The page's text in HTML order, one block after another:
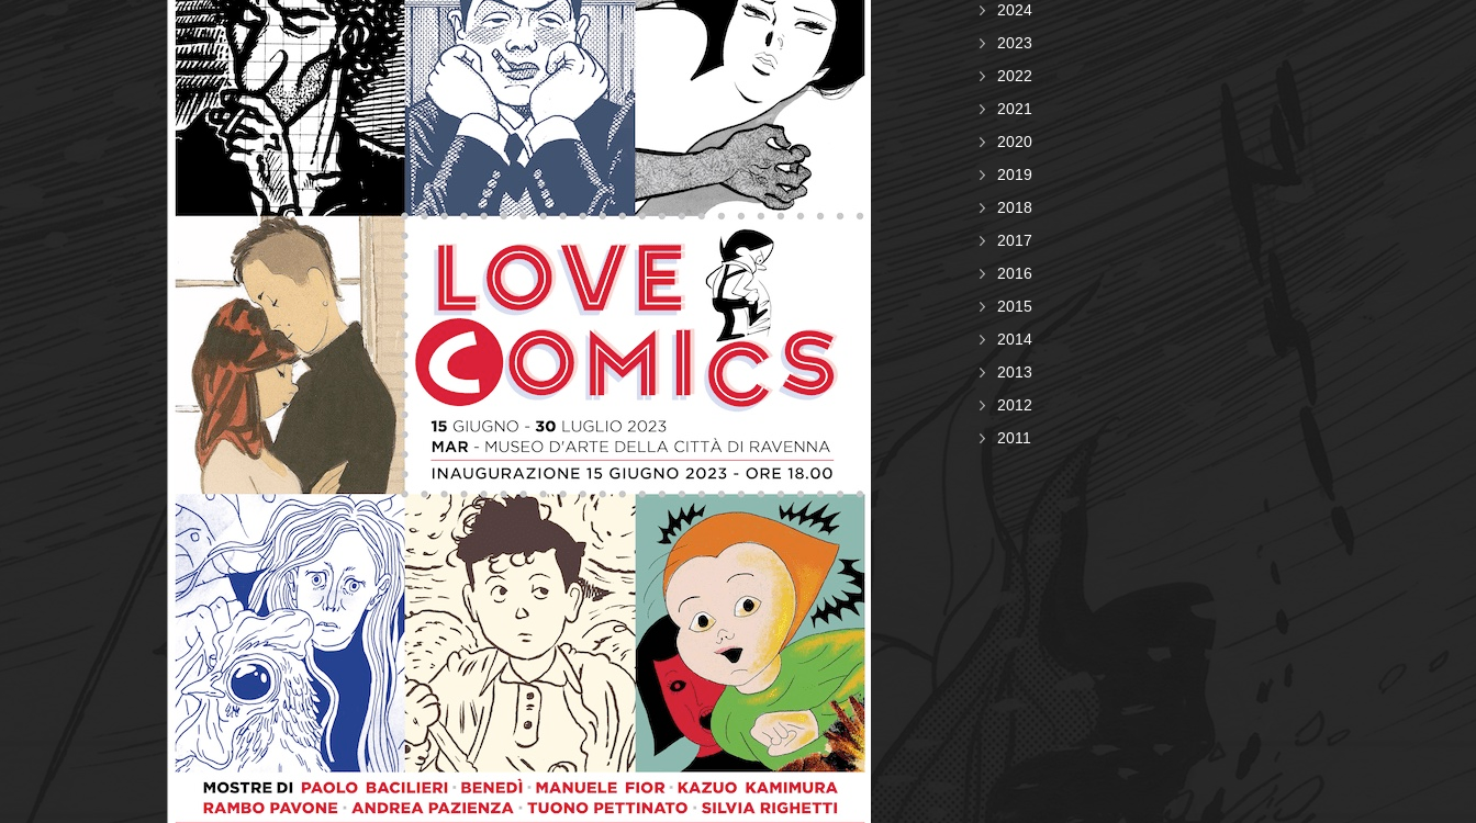
2024
2023
2022
2021
2020
2019
2018
2017
2016
2015
2014
2013
2012
2011